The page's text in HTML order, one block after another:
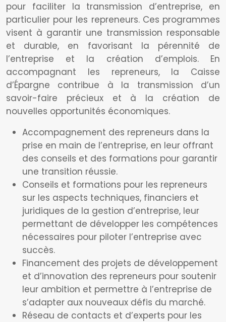
pour faciliter la transmission d’entreprise, en
particulier pour les repreneurs. Ces programmes
visent à garantir une transmission responsable
et durable, en favorisant la pérennité de
l’entreprise et la création d’emplois. En
accompagnant les repreneurs, la Caisse
d’Épargne contribue à la transmission d’un
savoir-faire précieux et à la création de
nouvelles opportunités économiques.
Accompagnement des repreneurs dans la
prise en main de l’entreprise, en leur offrant
des conseils et des formations pour garantir
une transition réussie.
Conseils et formations pour les repreneurs
sur les aspects techniques, financiers et
juridiques de la gestion d’entreprise, leur
permettant de développer les compétences
nécessaires pour piloter l’entreprise avec
succès.
Financement des projets de développement
et d’innovation des repreneurs pour soutenir
leur ambition et permettre à l’entreprise de
s’adapter aux nouveaux défis du marché.
Réseau de contacts et d’experts pour les